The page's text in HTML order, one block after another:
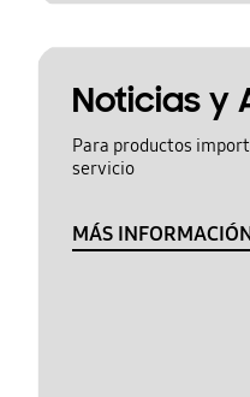
Noticias y
Para productos
servicio
MÁS